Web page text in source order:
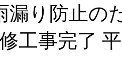
漏り防止の
工事完了